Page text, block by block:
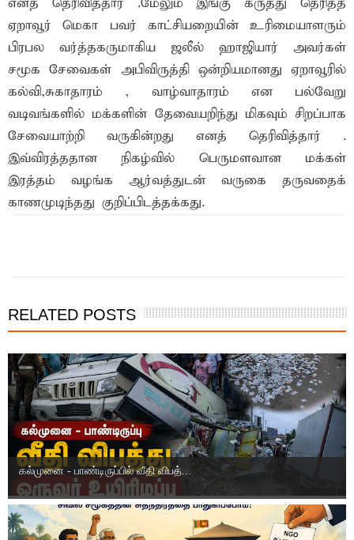
எனத் தெரிவித்தார் .மேலும் இங்கு கருத்து தெரித்த
ஏறாவூர் மெகா பவர் காட்சியறையின் உரிமையாளரும்
பிரபல வர்த்தகருமாகிய ஜலீல் ஹாஜியார் அவர்கள்
சமூக சேவைகள் அபிவிருத்தி ஒன்றியமானது ஏறாவூரில்
கல்வி,சுகாதாரம் , வாழ்வாதாரம் என பல்வேறு
வடிவங்களில் மக்களின் தேவையறிந்து மிகவும் சிறப்பாக
சேவையாற்றி வருகின்றது எனத் தெரிவித்தார் .
இவ்விரத்ததான நிகழ்வில் பெருமளவான மக்கள்
இரத்தம் வழங்க ஆர்வத்துடன் வருகை தருவதைக்
காணமுடிந்தது குறிப்பிடத்தக்கது.
RELATED POSTS
கல்முனை - பாண்டிருப்பில் வீதி விபத்...